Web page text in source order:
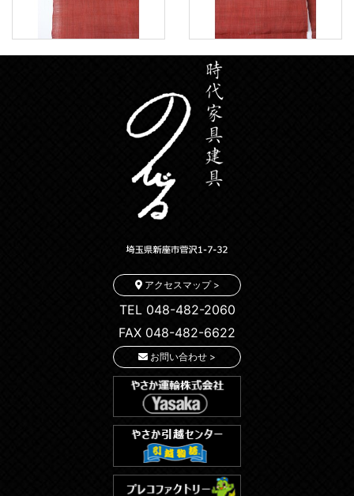
アクセスマップ >
TEL 048-482-2060
FAX 048-482-6622
お問い合わせ >